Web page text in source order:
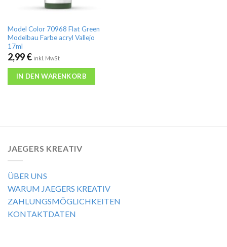
Model Color 70968 Flat Green
Modelbau Farbe acryl Vallejo
17ml
2,99€ inkl. MwSt
IN DEN WARENKORB
JAEGERS KREATIV
ÜBER UNS
WARUM JAEGERS KREATIV
ZAHLUNGSMÖGLICHKEITEN
KONTAKTDATEN